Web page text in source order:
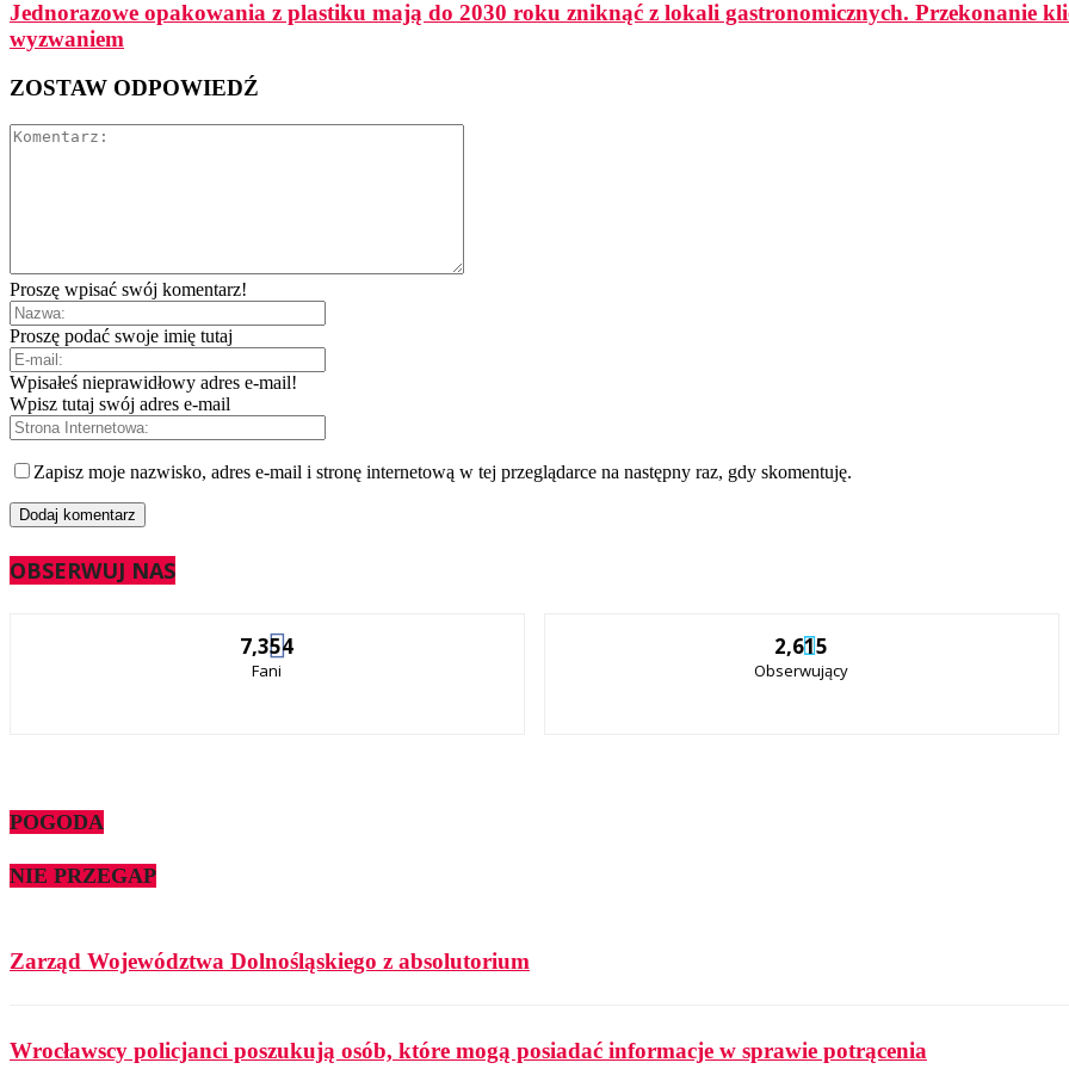
Jednorazowe opakowania z plastiku mają do 2030 roku zniknąć z lokali gastronomicznych. Przekonanie
wyzwaniem
ZOSTAW ODPOWIEDŹ
Proszę wpisać swój komentarz!
Proszę podać swoje imię tutaj
Wpisałeś nieprawidłowy adres e-mail!
Wpisz tutaj swój adres e-mail
Zapisz moje nazwisko, adres e-mail i stronę internetową w tej przeglądarce na następny raz, gdy skomentuję.
OBSERWUJ NAS
7,354
Fani
2,615
Obserwujący
POGODA
NIE PRZEGAP
Zarząd Województwa Dolnośląskiego z absolutorium
Wrocławscy policjanci poszukują osób, które mogą posiadać informacje w sprawie potrącenia